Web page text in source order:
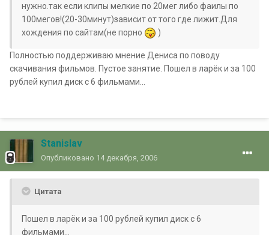
нужно.так если клипы мелкие по 20мег либо фаилы по
100мегов!(20-30минут)зависит от того где лижит.Для
хождения по сайтам(не порно
)
Полностью поддерживаю мнение Дениса по поводу
скачивания фильмов. Пустое занятие. Пошел в ларёк и за 100
рублей купил диск с 6 фильмами...
Stanislav
Опубликовано 14 декабря, 2006
Цитата
Пошел в ларёк и за 100 рублей купил диск с 6
фильмами...